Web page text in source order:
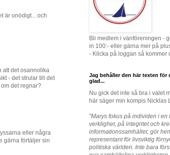
är onödigt... och
att det osannolika
- det strular till det
det regnar?
eller några
gärna förtäljer sin
Bli medlem i vänföreningen -
in 100:- eller gärna mer på
- Klicka på loggan så kommer
Jag behåller den här texten för
glad...
Nu gick det inte så bra i valet
här säger min kompis Nicklas
"Marys fokus på individen i en
verklighet, på integritet och
informationssamhället, gör
representant för livsviktig
politiska världen. Inte bara